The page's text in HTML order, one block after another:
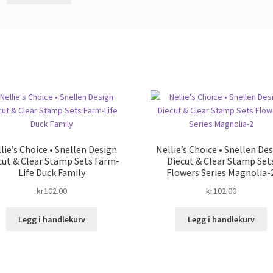
Choice • Snellen Design
& Clear Stamp Sets Farm-
Life Duck Family
kr102.00
Legg i handlekurv
Nellie’s Choice • Snellen
Diecut & Clear Stamp
Flowers Series Magnolia-
kr102.00
Legg i handlekurv